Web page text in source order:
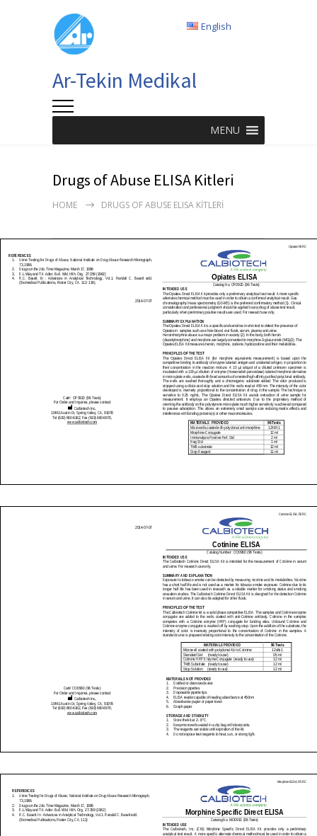
Ar-Tekin Medikal
English
MENU
Drugs of Abuse ELISA Kitleri
HOME DRUGS OF ABUSE ELISA KITLERI